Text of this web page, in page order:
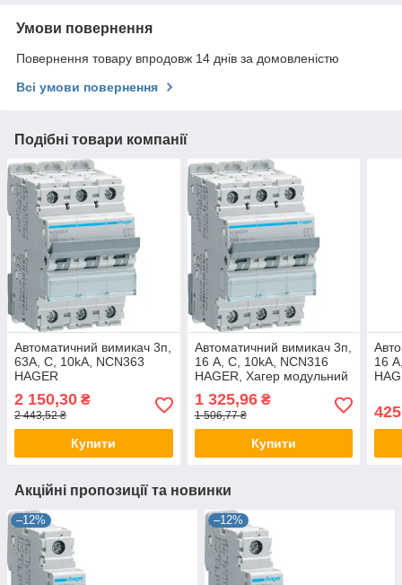
Умови повернення
Повернення товару впродовж 14 днів за домовленістю
Всі умови повернення
Подібні товари компанії
Автоматичний вимикач 3п,
63А, C, 10kA, NCN363
HAGER
2 150,30 ₴
2 443,52 ₴
Купити
Автоматичний вимикач 3п,
16 А, C, 10kA, NCN316
HAGER, Хагер модульний
1 325,96₴
1 506,77 ₴
Купити
16
Акційні пропозиції та новинки
–12% –12%